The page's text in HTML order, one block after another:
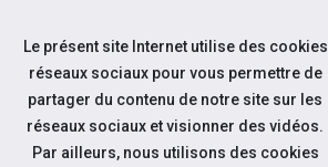
Aller au contenu
Le présent site Internet utilise des cookies
réseaux sociaux pour vous permettre de
partager du contenu de notre site sur les
réseaux sociaux et visionner des vidéos.
Par ailleurs, nous utilisons des cookies